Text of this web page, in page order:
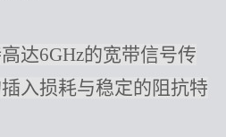
达6GHz的宽带信号传
入损耗与稳定的阻抗特